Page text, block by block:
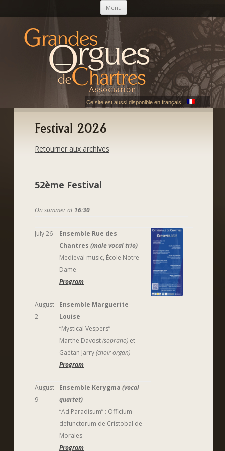
Menu Skip to content
AGOC
Les Grandes Orgues de Chartres
Ce site est aussi disponible en français.
Festival 2026
Retourner aux archives
52ème Festival
On summer at16:30
July 26
Ensemble Rue des
Chantres (male vocal trio)
Medieval music, École Notre-
Dame
Program
August
2
Ensemble Marguerite
Louise
“Mystical Vespers”
Marthe Davost(soprano) et
Gaétan Jarry(choir organ)
Program
August
9
Ensemble Kerygma (vocal
quartet)
“Ad Paradisum” : Officium
defunctorum de Cristobal de
Morales
Program